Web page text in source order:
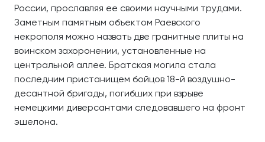
России, прославляя ее своими научными трудами.
Заметным памятным объектом Раевского
некрополя можно назвать две гранитные плиты на
воинском захоронении, установленные на
центральной аллее. Братская могила стала
последним пристанищем бойцов 18-й воздушно-
десантной бригады, погибших при взрыве
немецкими диверсантами следовавшего на фронт
эшелона.